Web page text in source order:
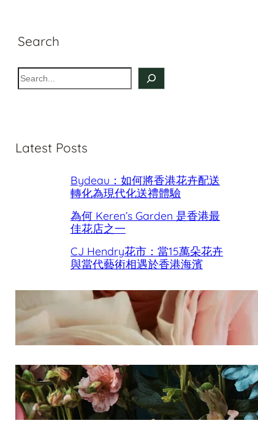
Search
S
e
hLatest Posts
Bydeau：如何將香港花卉配送
轉化為現代化送禮體驗
為何 Keren’s Garden 是香港最
佳花店之一
CJ Hendry花市：當15萬朵花卉
與當代藝術相遇於香港海濱
香港母親節最佳花店
Fleurology by H.：奢華花藝工
作室